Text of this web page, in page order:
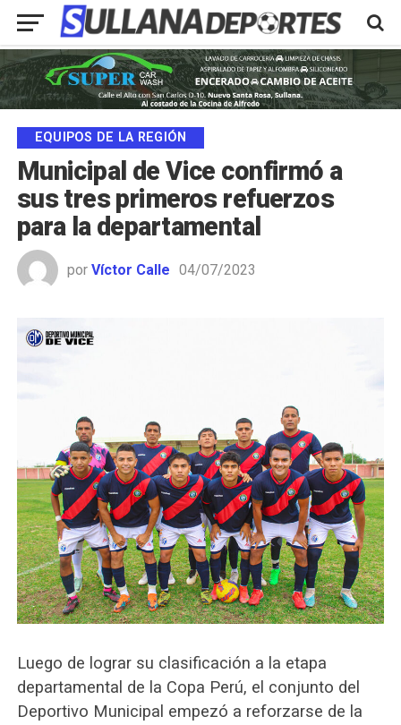
EQUIPOS DE LA REGIÓN
Municipal de Vice confirmó a
sus tres primeros refuerzos
para la departamental
por Víctor Calle 04/07/2023
Luego de lograr su clasificación a la etapa
departamental de la Copa Perú, el conjunto del
Deportivo Municipal empezó a reforzarse de la